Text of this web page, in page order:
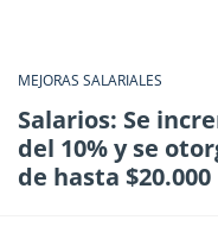
MEJORAS SALARIALES
Salarios: Se
del 10% y se
de hasta $20.000